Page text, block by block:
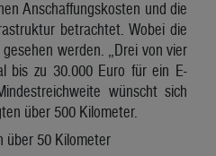
Anschaffungskosten und die
betrachtet. Wobei die
werden. „Drei von vier
bis zu 30.000 Euro für ein E-
wünscht sich
über 500 Kilometer.
über 50 Kilometer